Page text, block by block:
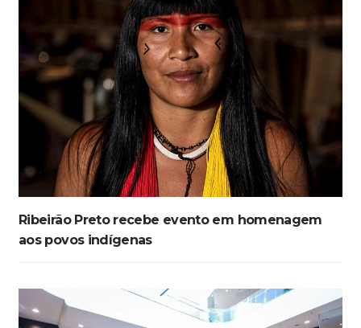
Ribeirão Preto recebe evento em homenagem
aos povos indígenas